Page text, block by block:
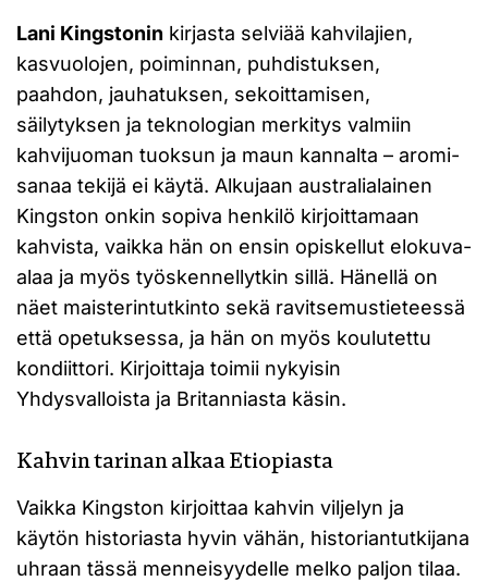
Lani Kingstonin kirjasta selviää kahvilajien,
kasvuolojen, poiminnan, puhdistuksen,
paahdon, jauhatuksen, sekoittamisen,
säilytyksen ja teknologian merkitys valmiin
kahvijuoman tuoksun ja maun kannalta – aromi-
sanaa tekijä ei käytä. Alkujaan australialainen
Kingston onkin sopiva henkilö kirjoittamaan
kahvista, vaikka hän on ensin opiskellut elokuva-
alaa ja myös työskennellytkin sillä. Hänellä on
näet maisterintutkinto sekä ravitsemustieteessä
että opetuksessa, ja hän on myös koulutettu
kondiittori. Kirjoittaja toimii nykyisin
Yhdysvalloista ja Britanniasta käsin.
Kahvin tarinan alkaa Etiopiasta
Vaikka Kingston kirjoittaa kahvin viljelyn ja
käytön historiasta hyvin vähän, historiantutkijana
uhraan tässä menneisyydelle melko paljon tilaa.